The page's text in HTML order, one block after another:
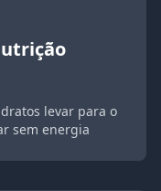
levar para o
sem energia